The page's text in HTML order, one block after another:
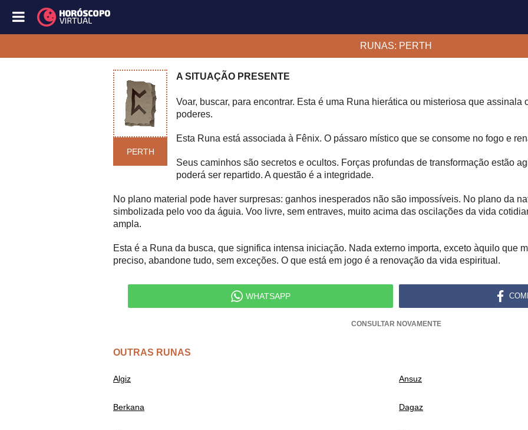
RUNAS: PERTH
PERTH
A SITUAÇÃO PRESENTE
Voar, buscar, para encontrar. Esta é uma Runa hierática ou misteriosa que assinala
poderes.
Esta Runa está associada à Fênix. O pássaro místico que se consome no fogo e
Seus caminhos são secretos e ocultos. Forças profundas de transformação estão
poderá ser repartido. A questão é a integridade.
No plano material pode haver surpresas: ganhos inesperados não são impossíveis. No plano da
simbolizada pelo voo da águia. Voo livre, sem entraves, muito acima das oscilações da vida
ampla.
Esta é a Runa da busca, que significa intensa iniciação. Nada externo importa, exceto àquilo que
preciso, abandone tudo, sem exceções. O que está em jogo é a renovação da vida espiritual.
WHATSAPP
CONSULTAR NOVAMENTE
OUTRAS RUNAS
Algiz Ansuz
Berkana Dagaz